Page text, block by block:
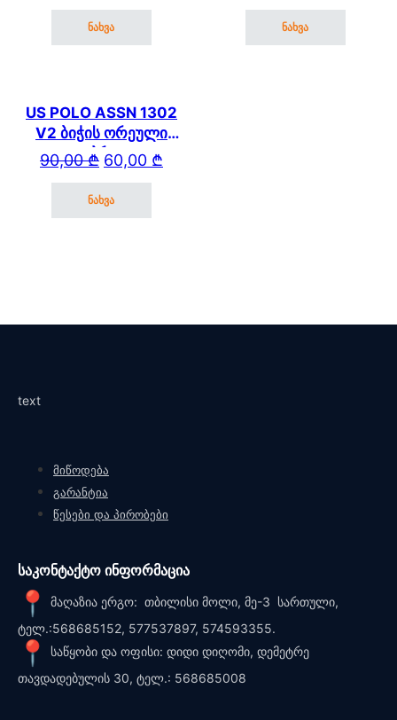
ნახვა
ნახვა
US POLO ASSN 1302
V2 ბიჭის ორეული
კაპრით
90,00₾ Original price was: 90,00 ₾.
60,00 ₾
Current price is: 60,00 ₾.
ნახვა
text
მიწოდება
გარანტია
წესები და პირობები
საკონტაქტო ინფორმაცია
მაღაზია ერგო: თბილისი მოლი, მე-3 სართული,
ტელ.:568685152, 577537897, 574593355.
საწყობი და ოფისი: დიდი დიღომი, დემეტრე
თავდადებულის 30, ტელ.: 568685008